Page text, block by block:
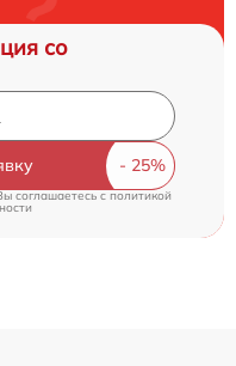
со
соглашаетесь cполитикой